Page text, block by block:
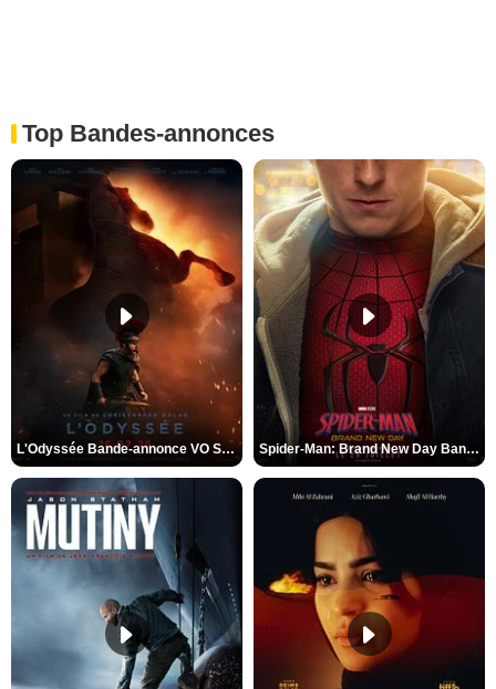
Top Bandes-annonces
L'Odyssée Bande-annonce VO STFR Spider-Man: Brand New Day Bande-annonce VO STFR